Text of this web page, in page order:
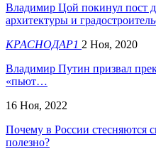
Владимир Цой покинул пост
архитектуры и
КРАСНОДАР1 2 Ноя, 2020
Владимир Путин призвал
«пьют…
16 Ноя, 2022
Почему в России стесняются
полезно?